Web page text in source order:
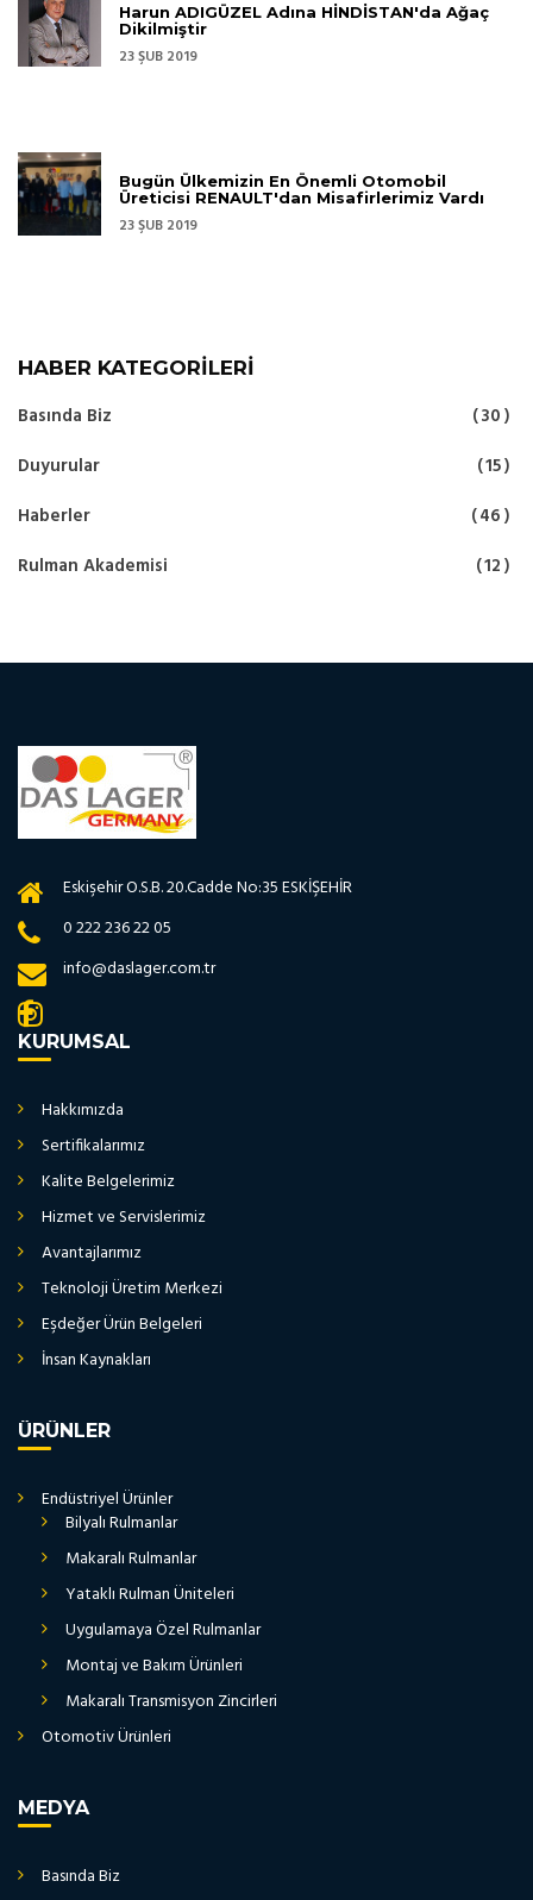
Harun ADIGÜZEL Adına HİNDİSTAN'da Ağaç
Dikilmiştir
23 ŞUB 2019
Bugün Ülkemizin En Önemli Otomobil
Üreticisi RENAULT'dan Misafirlerimiz Vardı
23 ŞUB 2019
HABER KATEGORILERI
Basında Biz
30
Duyurular
15
Haberler
46
Rulman Akademisi
12
Eskişehir O.S.B. 20.Cadde No:35 ESKİŞEHİR
0 222 236 22 05
info@daslager.com.tr
KURUMSAL
Hakkımızda
Sertifikalarımız
Kalite Belgelerimiz
Hizmet ve Servislerimiz
Avantajlarımız
Teknoloji Üretim Merkezi
Eşdeğer Ürün Belgeleri
İnsan Kaynakları
ÜRÜNLER
Endüstriyel Ürünler
Bilyalı Rulmanlar
Makaralı Rulmanlar
Yataklı Rulman Üniteleri
Uygulamaya Özel Rulmanlar
Montaj ve Bakım Ürünleri
Makaralı Transmisyon Zincirleri
Otomotiv Ürünleri
MEDYA
Basında Biz